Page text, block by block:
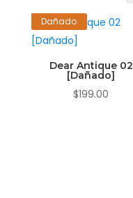
Dañado
Dear Antique 02
[Dañado]
$199.00